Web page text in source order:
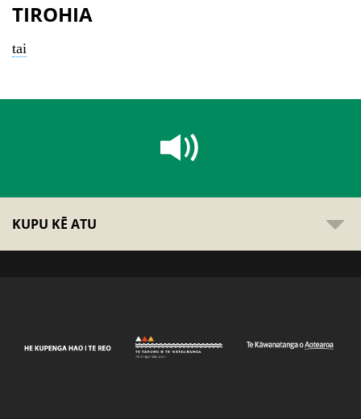
TIROHIA
tai
KUPU KĒ ATU